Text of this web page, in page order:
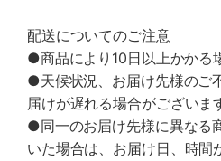
配送についてのご注意
●商品により10日以上かかる
●天候状況、お届け先様のご
届けが遅れる場合がございま
●同一のお届け先様に異なる
いた場合は、お届け日、時間